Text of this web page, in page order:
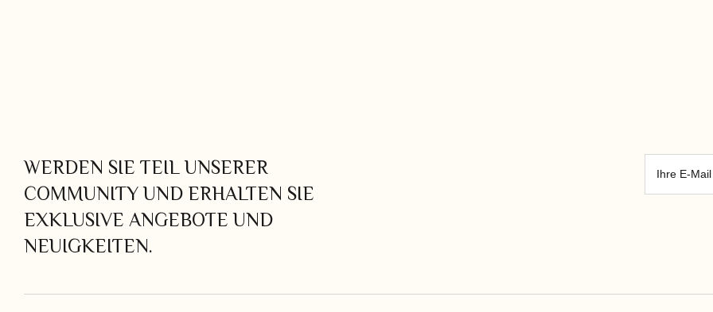
WERDEN SIE TEIL UNSERER
COMMUNITY UND ERHALTEN SIE
EXKLUSIVE ANGEBOTE UND
NEUIGKEITEN.